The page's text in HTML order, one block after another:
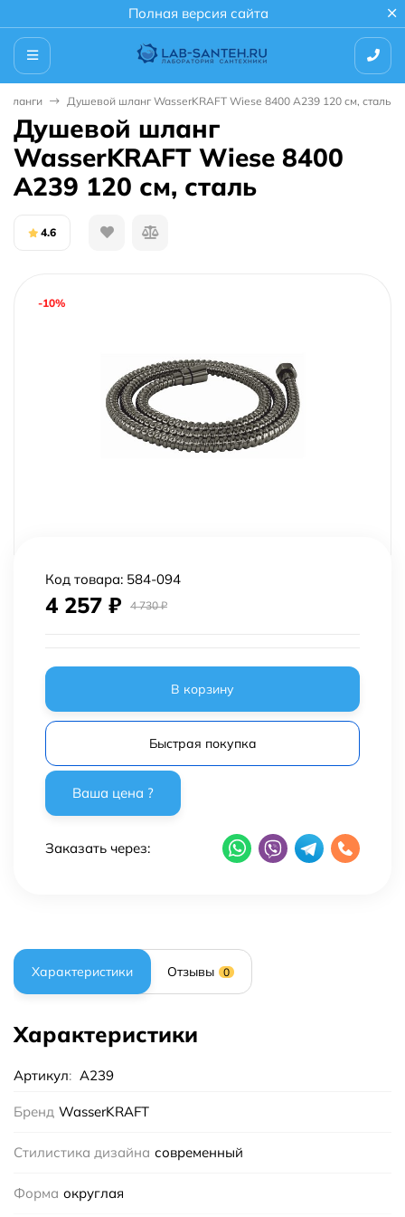
Полная версия сайта
Душевой шланг WasserKRAFT Wiese 8400 A239 120 см, сталь
Душевой шланг
WasserKRAFT Wiese 8400
A239 120 см, сталь
4.6
-10%
Код товара: 584-094
4 257 ₽ 4 730₽
В корзину
Быстрая покупка
Заказать через:
Характеристики Отзывы 0
Характеристики
Артикул: A239
Бренд WasserKRAFT
Стилистика дизайна современный
Форма округлая